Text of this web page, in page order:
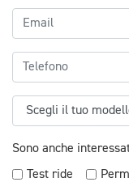
Sono anche
Test ride